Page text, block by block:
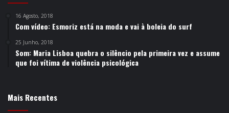
16 Agosto, 2018
Com vídeo: Esmoriz está na moda e vai à boleia do surf
25 Junho, 2018
Som: Maria Lisboa quebra o silêncio pela primeira vez e assume
que foi vítima de violência psicológica
Mais Recentes